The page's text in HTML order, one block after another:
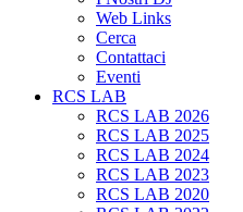
Web Links
Cerca
Contattaci
Eventi
RCS LAB
RCS LAB 2026
RCS LAB 2025
RCS LAB 2024
RCS LAB 2023
RCS LAB 2020